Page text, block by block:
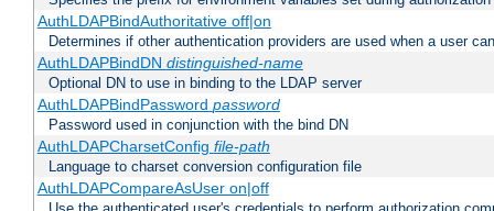
AuthLDAPBindAuthoritative off|on
Determines if other authentication providers are used when a user
AuthLDAPBindDN distinguished-name
Optional DN to use in binding to the LDAP server
AuthLDAPBindPassword password
Password used in conjunction with the bind DN
AuthLDAPCharsetConfig file-path
Language to charset conversion configuration file
AuthLDAPCompareAsUser on|off